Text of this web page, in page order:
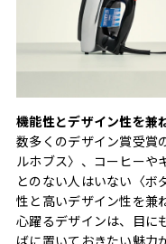
機能性とデザイン性を兼
数多くのデザイン賞受賞
ルホブス〉、コーヒーや
とのない人はいない〈ボ
性と高いデザイン性を兼
心躍るデザインは、目に